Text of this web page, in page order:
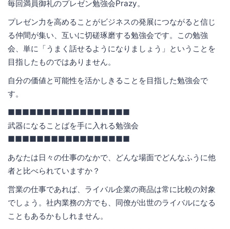
毎回満員御礼のプレゼン勉強会Prazy。
プレゼン力を高めることがビジネスの発展につながると信じ
る仲間が集い、互いに切磋琢磨する勉強会です。この勉強
会、単に「うまく話せるようになりましょう」ということを
目指したものではありません。
自分の価値と可能性を活かしきることを目指した勉強会で
す。
■■■■■■■■■■■■■■■■■
武器になることばを手に入れる勉強会
■■■■■■■■■■■■■■■■■
あなたは日々の仕事のなかで、どんな場面でどんなふうに他
者と比べられていますか？
営業の仕事であれば、ライバル企業の商品は常に比較の対象
でしょう。社内業務の方でも、同僚が出世のライバルになる
こともあるかもしれません。